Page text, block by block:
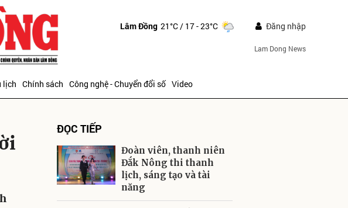
Lâm Đồng 21°C/ 17 - 23°C Đăng nhập
Lam Dong News
lịch Chính sách Công nghệ - Chuyển đổi số Video
ĐỌC TIẾP
Đoàn viên, thanh niên
Đắk Nông thi thanh
lịch, sáng tạo và tài
năng